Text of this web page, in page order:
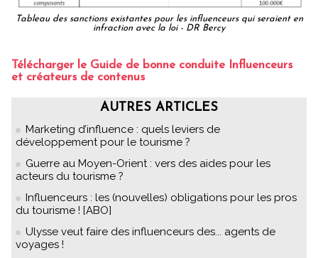
Tableau des sanctions existantes pour les influenceurs qui seraient en
infraction avec la loi - DR Bercy
Télécharger le Guide de bonne conduite Influenceurs
et créateurs de contenus
AUTRES ARTICLES
Marketing d’influence : quels leviers de
développement pour le tourisme ?
Guerre au Moyen-Orient : vers des aides pour les
acteurs du tourisme ?
Influenceurs : les (nouvelles) obligations pour les pros
du tourisme ! [ABO]
Ulysse veut faire des influenceurs des... agents de
voyages !